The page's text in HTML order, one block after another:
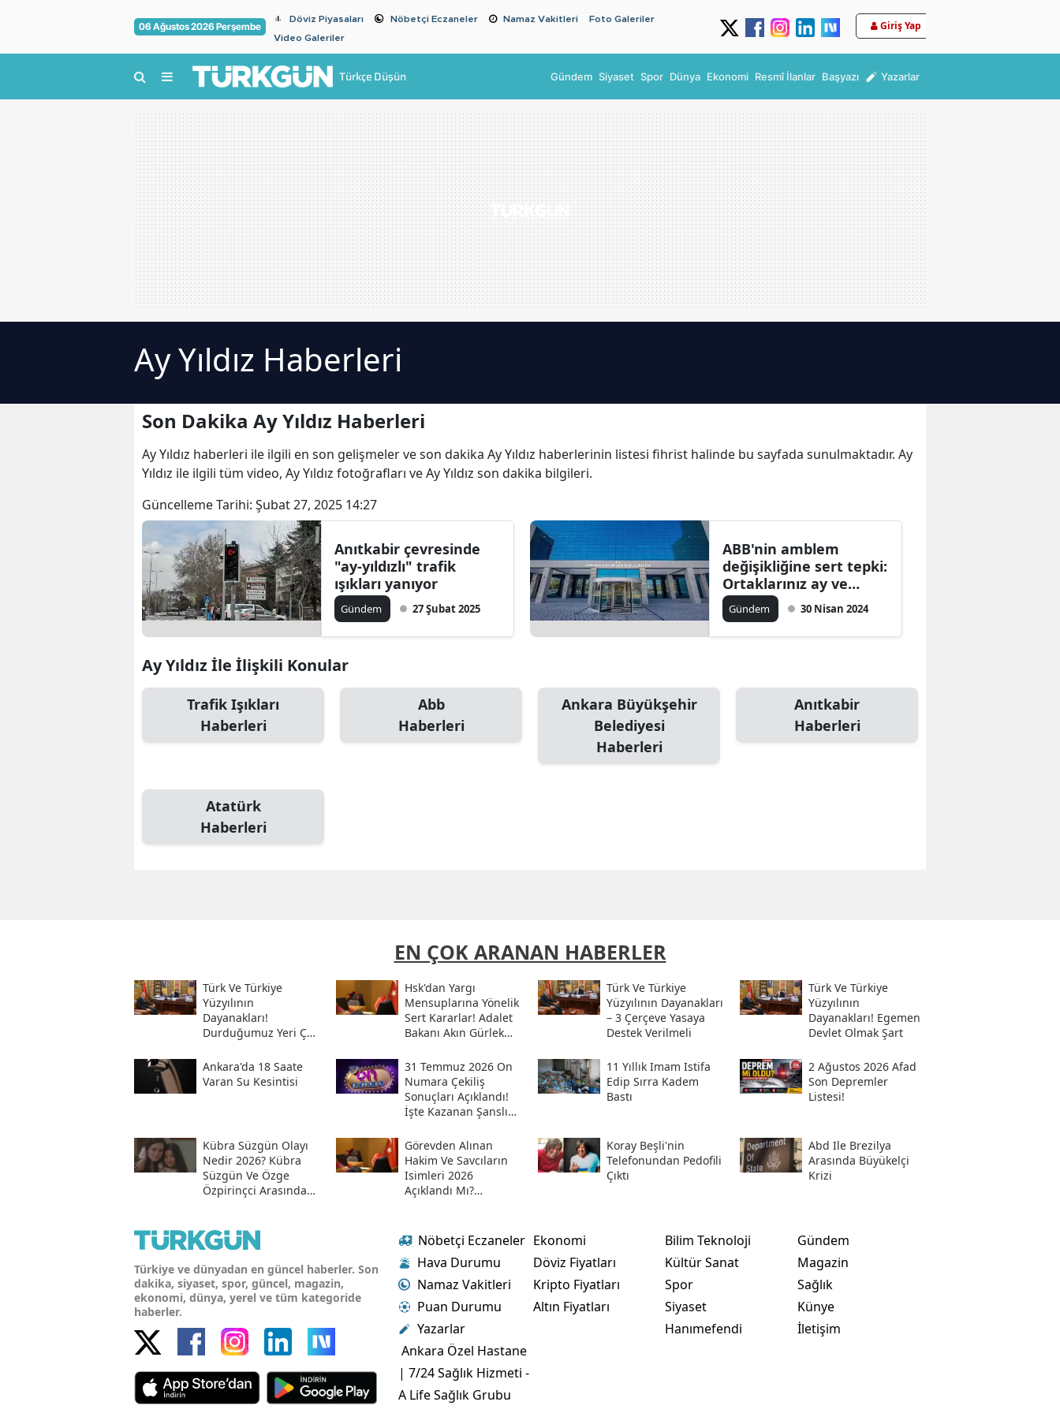
06 Ağustos 2026 Perşembe
Döviz Piyasaları Nöbetçi Eczaneler Namaz Vakitleri
Foto Galeriler
Video Galeriler
Giriş Yap
Türkçe Düşün Gündem Siyaset Spor Dünya Ekonomi Resmî İlanlar Başyazı Yazarlar
Ay Yıldız Haberleri
Son Dakika Ay Yıldız Haberleri
Ay Yıldız haberleri ile ilgili en son gelişmeler ve son dakika Ay Yıldız haberlerinin listesi fihrist halinde bu sayfada sunulmaktadır. Ay
Yıldız ile ilgili tüm video, Ay Yıldız fotoğrafları ve Ay Yıldız son dakika bilgileri.
Güncelleme Tarihi: Şubat 27, 2025 14:27
Anıtkabir çevresinde
"ay-yıldızlı" trafik
ışıkları yanıyor
Gündem 27 Şubat 2025
ABB'nin amblem
değişikliğine sert tepki:
Ortaklarınız ay ve
yıldızdan mı rahatsız
oldu?
Gündem 30 Nisan 2024
Ay Yıldız İle İlişkili Konular
Trafik Işıkları
Haberleri
Abb
Haberleri
Ankara Büyükşehir
Belediyesi
Haberleri
Anıtkabir
Haberleri
Atatürk
Haberleri
EN ÇOK ARANAN HABERLER
Türk Ve Türkiye
Yüzyılının
Dayanakları!
Durduğumuz Yeri Çok
Hsk'dan Yargı
Mensuplarına Yönelik
Sert Kararlar! Adalet
Bakanı Akın Gürlek
Hesabından Açıkladı
Türk Ve Türkiye
Yüzyılının Dayanakları
– 3 Çerçeve Yasaya
Destek Verilmeli
Türk Ve Türkiye
Yüzyılının
Dayanakları! Egemen
Devlet Olmak Şart
Ankara'da 18 Saate
Varan Su Kesintisi
31 Temmuz 2026 On
Numara Çekiliş
Sonuçları Açıklandı!
İşte Kazanan Şanslı
Sorgulama Ekranı
11 Yıllık Imam Istifa
Edip Sırra Kadem
Bastı
2 Ağustos 2026 Afad
Son Depremler
Listesi!
Kübra Süzgün Olayı
Nedir 2026? Kübra
Süzgün Ve Özge
Özpirinçci Arasında
Görevden Alınan
Hakim Ve Savcıların
Isimleri 2026
Açıklandı Mı?
Savcılar Isim Listesi
Koray Beşli'nin
Telefonundan Pedofili
Çıktı
Abd Ile Brezilya
Arasında Büyükelçi
Krizi
Türkiye ve dünyadan en güncel haberler. Son
dakika, siyaset, spor, güncel, magazin,
ekonomi, dünya, yerel ve tüm kategoride
haberler.
Nöbetçi Eczaneler
Hava Durumu
Namaz Vakitleri
Puan Durumu
Yazarlar
Ankara Özel Hastane
| 7/24 Sağlık Hizmeti -
A Life Sağlık Grubu
Ekonomi
Döviz Fiyatları
Kripto Fiyatları
Altın Fiyatları
Bilim Teknoloji
Kültür Sanat
Spor
Siyaset
Hanımefendi
Gündem
Magazin
Sağlık
Künye
İletişim